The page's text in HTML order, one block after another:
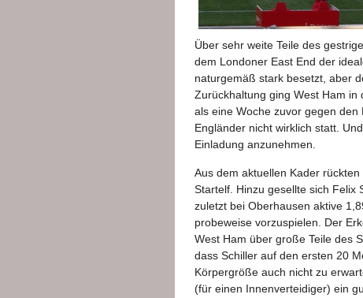
Über sehr weite Teile des
dem Londoner East End der
naturgemäß stark besetzt, aber
Zurückhaltung ging West Ham
als eine Woche zuvor gegen
Engländer nicht wirklich statt.
Einladung anzunehmen.
Aus dem aktuellen Kader
Startelf. Hinzu gesellte sich Felix
zuletzt bei Oberhausen aktive
probeweise vorzuspielen. Der
West Ham über große Teile des
dass Schiller auf den ersten 20
Körpergröße auch nicht zu
(für einen Innenverteidiger) ein